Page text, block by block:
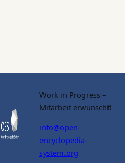
Work in Progress –
Mitarbeit erwünscht!
info@open-
encyclopedia-
system.org